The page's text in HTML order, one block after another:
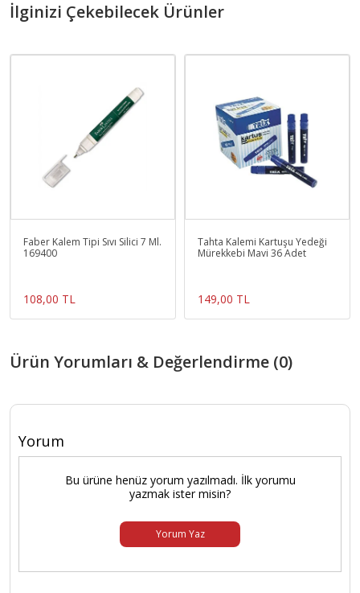
İlginizi Çekebilecek Ürünler
Faber Kalem Tipi Sıvı Silici 7 Ml.
169400
108,00 TL
Tahta Kalemi Kartuşu Yedeği
Mürekkebi Mavi 36 Adet
149,00 TL
Ürün Yorumları & Değerlendirme (0)
Yorum
Bu ürüne henüz yorum yazılmadı. İlk yorumu
yazmak ister misin?
Yorum Yaz